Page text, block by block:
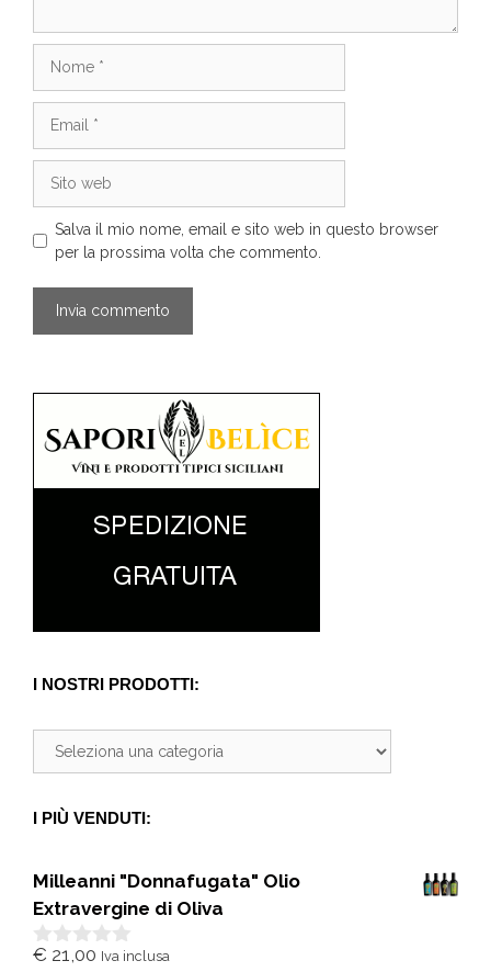
web
Salva il mio nome, email e sito web in questo browser
per la prossima volta che commento.
I NOSTRI PRODOTTI:
I PIÙ VENDUTI:
Milleanni "Donnafugata" Olio
Extravergine di Oliva
0
€ 21,00 Iva inclusa